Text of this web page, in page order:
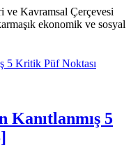
ve Kavramsal Çerçevesi
ekonomik ve sosyal
5